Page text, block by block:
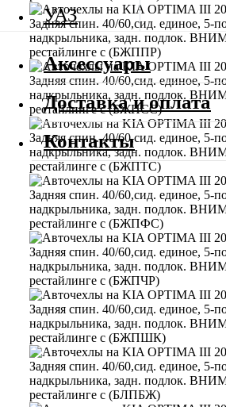
УАЗ
Аксессуары
Доставка и оплата
Контакты